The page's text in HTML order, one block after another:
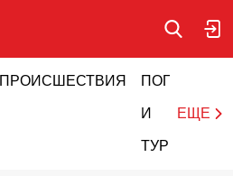
ПРОИСШЕСТВИЯ ПОГОДА
И
ТУРИЗМ
ЕЩЕ